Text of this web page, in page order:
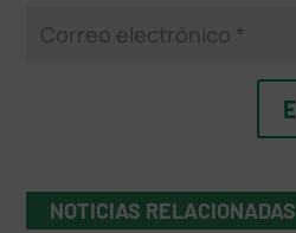
NOTICIAS RELACIONADAS